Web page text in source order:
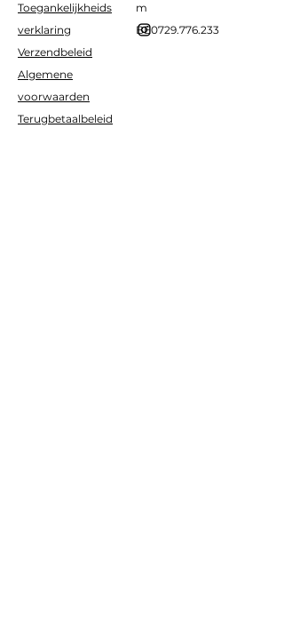
Toegankelijkheids
verklaring
Verzendbeleid
Algemene
voorwaarden
Terugbetaalbeleid
m
BE0729.776.233